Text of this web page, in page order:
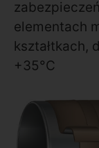
elementach
kształtkach,
+35°C